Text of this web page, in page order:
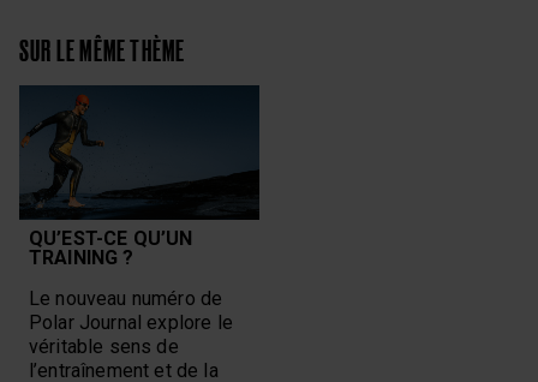
SUR LE MÊME THÈME
QU’EST-CE QU’UN
TRAINING ?
Le nouveau numéro de
Polar Journal explore le
véritable sens de
l’entraînement et de la